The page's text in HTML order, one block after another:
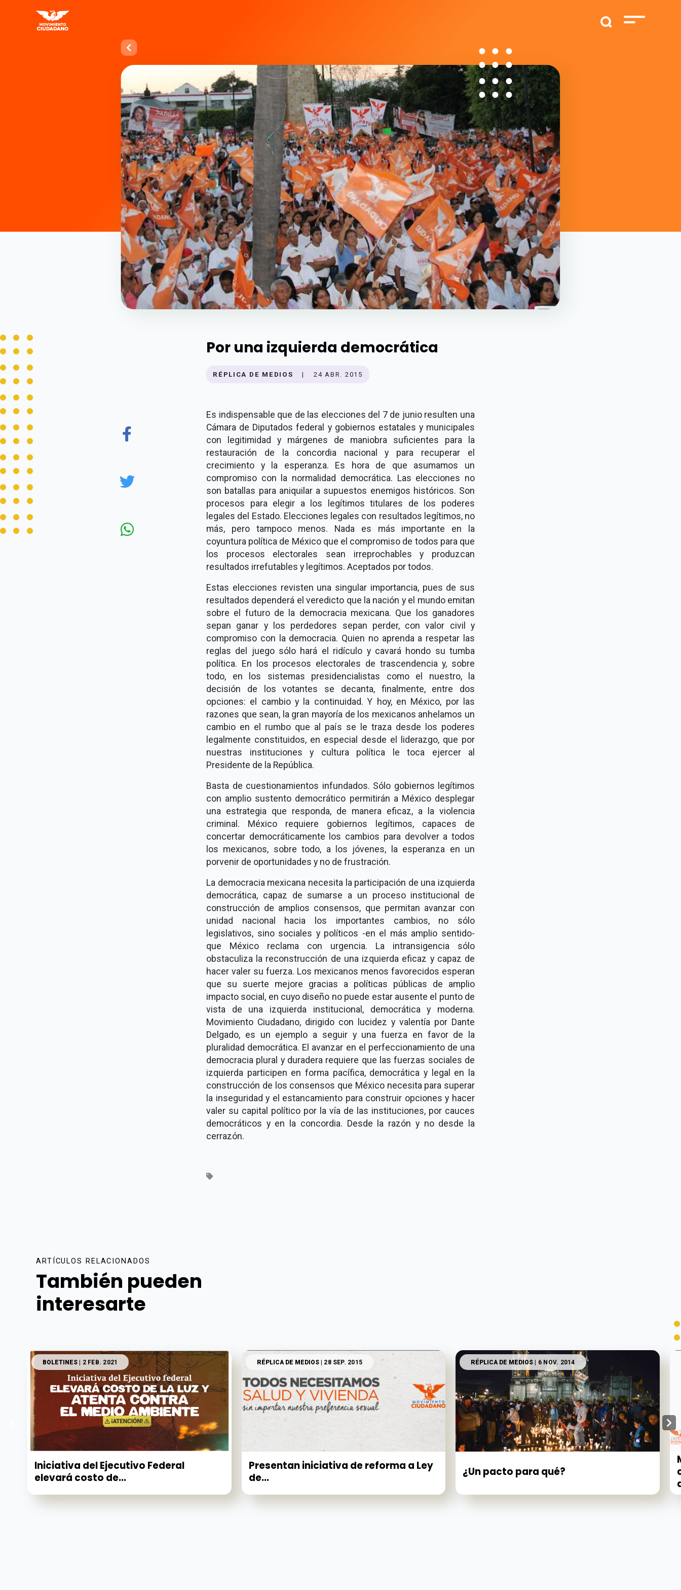
Por una izquierda democrática
RÉPLICA DE MEDIOS | 24 ABR. 2015
Es indispensable que de las elecciones del 7 de junio resulten una
Cámara de Diputados federal y gobiernos estatales y municipales
con legitimidad y márgenes de maniobra suficientes para la
restauración de la concordia nacional y para recuperar el
crecimiento y la esperanza. Es hora de que asumamos un
compromiso con la normalidad democrática. Las elecciones no
son batallas para aniquilar a supuestos enemigos históricos. Son
procesos para elegir a los legítimos titulares de los poderes
legales del Estado. Elecciones legales con resultados legítimos, no
más, pero tampoco menos. Nada es más importante en la
coyuntura política de México que el compromiso de todos para que
los procesos electorales sean irreprochables y produzcan
resultados irrefutables y legítimos. Aceptados por todos.
Estas elecciones revisten una singular importancia, pues de sus
resultados dependerá el veredicto que la nación y el mundo emitan
sobre el futuro de la democracia mexicana. Que los ganadores
sepan ganar y los perdedores sepan perder, con valor civil y
compromiso con la democracia. Quien no aprenda a respetar las
reglas del juego sólo hará el ridículo y cavará hondo su tumba
política. En los procesos electorales de trascendencia y, sobre
todo, en los sistemas presidencialistas como el nuestro, la
decisión de los votantes se decanta, finalmente, entre dos
opciones: el cambio y la continuidad. Y hoy, en México, por las
razones que sean, la gran mayoría de los mexicanos anhelamos un
cambio en el rumbo que al país se le traza desde los poderes
legalmente constituidos, en especial desde el liderazgo, que por
nuestras instituciones y cultura política le toca ejercer al
Presidente de la República.
Basta de cuestionamientos infundados. Sólo gobiernos legítimos
con amplio sustento democrático permitirán a México desplegar
una estrategia que responda, de manera eficaz, a la violencia
criminal. México requiere gobiernos legítimos, capaces de
concertar democráticamente los cambios para devolver a todos
los mexicanos, sobre todo, a los jóvenes, la esperanza en un
porvenir de oportunidades y no de frustración.
La democracia mexicana necesita la participación de una izquierda
democrática, capaz de sumarse a un proceso institucional de
construcción de amplios consensos, que permitan avanzar con
unidad nacional hacia los importantes cambios, no sólo
legislativos, sino sociales y políticos -en el más amplio sentido-
que México reclama con urgencia. La intransigencia sólo
obstaculiza la reconstrucción de una izquierda eficaz y capaz de
hacer valer su fuerza. Los mexicanos menos favorecidos esperan
que su suerte mejore gracias a políticas públicas de amplio
impacto social, en cuyo diseño no puede estar ausente el punto de
vista de una izquierda institucional, democrática y moderna.
Movimiento Ciudadano, dirigido con lucidez y valentía por Dante
Delgado, es un ejemplo a seguir y una fuerza en favor de la
pluralidad democrática. El avanzar en el perfeccionamiento de una
democracia plural y duradera requiere que las fuerzas sociales de
izquierda participen en forma pacífica, democrática y legal en la
construcción de los consensos que México necesita para superar
la inseguridad y el estancamiento para construir opciones y hacer
valer su capital político por la vía de las instituciones, por cauces
democráticos y en la concordia. Desde la razón y no desde la
cerrazón.
ARTÍCULOS RELACIONADOS
También pueden
interesarte
BOLETINES | 2 FEB. 2021
Iniciativa del Ejecutivo Federal
elevará costo de...
RÉPLICA DE MEDIOS| 28 SEP. 2015
Presentan iniciativa de reforma a Ley
de...
RÉPLICA DE MEDIOS | 6 NOV. 2014
¿Un pacto para qué?